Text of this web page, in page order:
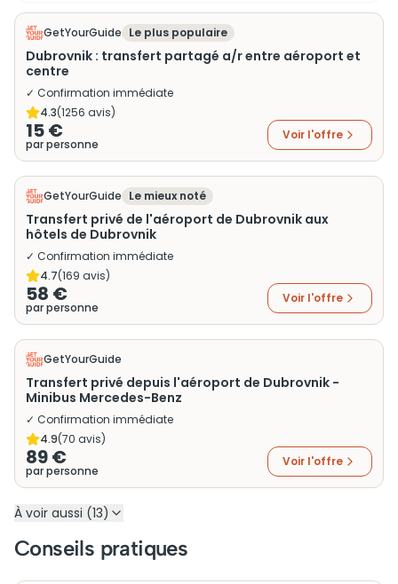
GetYourGuide Le plus populaire
Dubrovnik : transfert partagé a/r entre aéroport et
centre
✓ Confirmation immédiate
4.3(1256 avis)
15 €
par personne
Voir l'offre
GetYourGuide Le mieux noté
Transfert privé de l'aéroport de Dubrovnik aux
hôtels de Dubrovnik
✓ Confirmation immédiate
4.7(169 avis)
58 €
par personne
Voir l'offre
GetYourGuide
Transfert privé depuis l'aéroport de Dubrovnik -
Minibus Mercedes-Benz
✓ Confirmation immédiate
4.9(70 avis)
89 €
par personne
Voir l'offre
À voir aussi (13)
Conseils pratiques